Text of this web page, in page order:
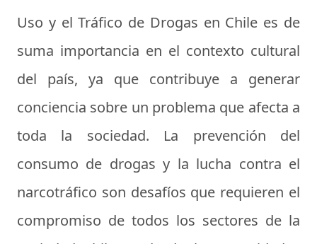
Uso y el Tráfico de Drogas en Chile es de
suma importancia en el contexto cultural
del país, ya que contribuye a generar
conciencia sobre un problema que afecta a
toda la sociedad. La prevención del
consumo de drogas y la lucha contra el
narcotráfico son desafíos que requieren el
compromiso de todos los sectores de la